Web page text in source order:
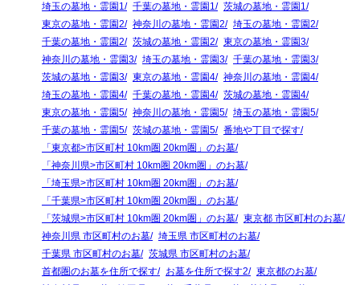
埼玉の墓地・霊園1
千葉の墓地・霊園1
茨城の墓地・霊園1
東京の墓地・霊園2
神奈川の墓地・霊園2
埼玉の墓地・霊園2
千葉の墓地・霊園2
茨城の墓地・霊園2
東京の墓地・霊園3
神奈川の墓地・霊園3
埼玉の墓地・霊園3
千葉の墓地・霊園3
茨城の墓地・霊園3
東京の墓地・霊園4
神奈川の墓地・霊園4
埼玉の墓地・霊園4
千葉の墓地・霊園4
茨城の墓地・霊園4
東京の墓地・霊園5
神奈川の墓地・霊園5
埼玉の墓地・霊園5
千葉の墓地・霊園5
茨城の墓地・霊園5
番地や丁目で探す
「東京都>市区町村 10km圏 20km圏」のお墓
「神奈川県>市区町村 10km圏 20km圏」のお墓
「埼玉県>市区町村 10km圏 20km圏」のお墓
「千葉県>市区町村 10km圏 20km圏」のお墓
「茨城県>市区町村 10km圏 20km圏」のお墓
東京都 市区町村のお墓
神奈川県 市区町村のお墓
埼玉県 市区町村のお墓
千葉県 市区町村のお墓
茨城県 市区町村のお墓
首都圏のお墓を住所で探す
お墓を住所で探す2
東京都のお墓